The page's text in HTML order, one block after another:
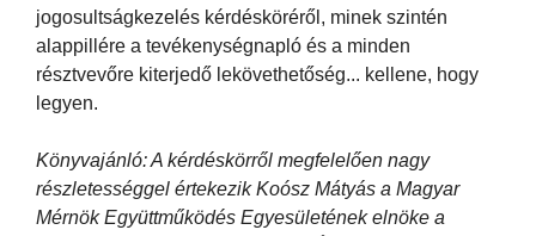
jogosultságkezelés kérdésköréről, minek szintén
alappillére a tevékenységnapló és a minden
résztvevőre kiterjedő lekövethetőség... kellene, hogy
legyen.
Könyvajánló: A kérdéskörről megfelelően nagy
részletességgel értekezik Koósz Mátyás a Magyar
Mérnök Együttműködés Egyesületének elnöke a